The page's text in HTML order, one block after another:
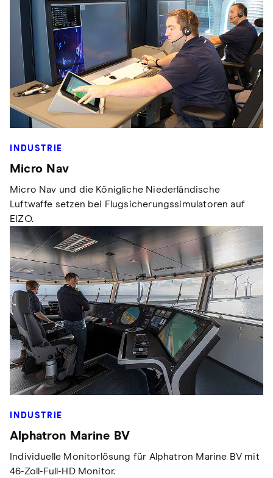
INDUSTRIE
Micro Nav
Micro Nav und die Königliche Niederländische
Luftwaffe setzen bei Flugsicherungssimulatoren auf
EIZO.
INDUSTRIE
Alphatron Marine BV
Individuelle Monitorlösung für Alphatron Marine BV mit
46-Zoll-Full-HD Monitor.